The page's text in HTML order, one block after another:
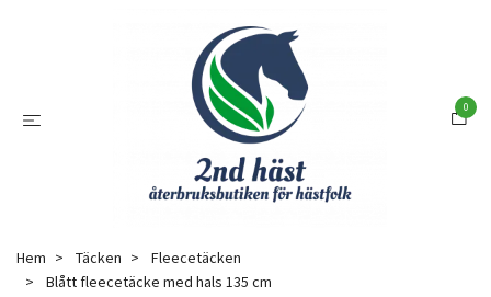
0
Hem Täcken
Fleecetäcken
Blått fleecetäcke med hals 135 cm